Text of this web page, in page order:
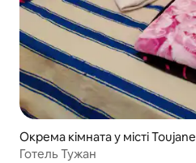
Окрема кімната у місті Toujane
Готель Тужан